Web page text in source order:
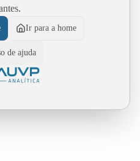
Ir para a home
de ajuda